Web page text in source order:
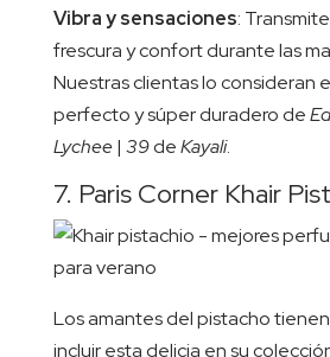
Vibra y sensaciones:
frescura y confort durante las
Nuestras clientas lo consideran
perfecto y súper duradero de
Lychee| 39deKayali.
7. Paris Corner Khair
Los amantes del pistacho
incluir esta delicia en su